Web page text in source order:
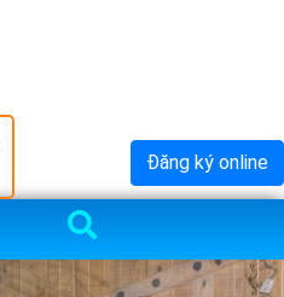
Đăng ký online